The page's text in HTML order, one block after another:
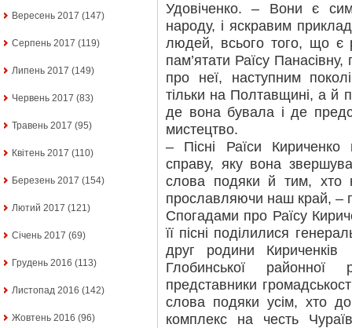
Вересень 2017 (147)
Серпень 2017 (119)
Липень 2017 (149)
Червень 2017 (83)
Травень 2017 (95)
Квітень 2017 (110)
Березень 2017 (154)
Лютий 2017 (121)
Січень 2017 (69)
Грудень 2016 (113)
Листопад 2016 (142)
Жовтень 2016 (96)
Удовіченко. – Вони є
народу, і яскравим
людей, всього того, що є
пам’ятати Раїсу
про неї, наступним
тільки на Полтавщині, а й
де вона бувала і де
мистецтво.
– Пісні Раїси
справу, яку вона
слова подяки й тим, хто
прославляючи наш край, –
Спогадами про Раїсу
її пісні поділилися
друг родини
Глобинської
представники
слова подяки усім, хто
комплекс на честь